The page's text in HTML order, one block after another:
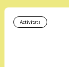
Activitats